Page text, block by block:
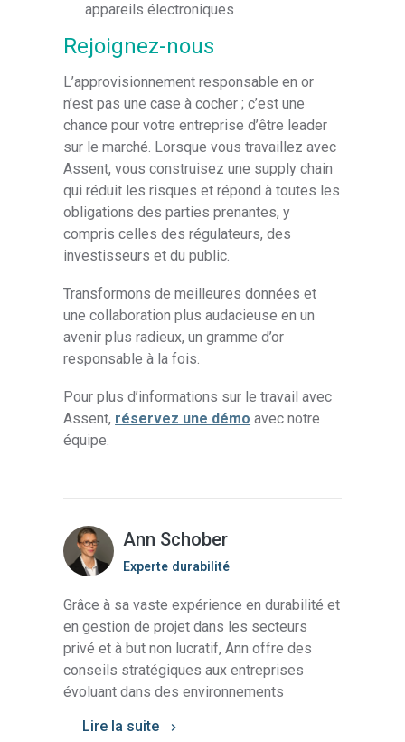
appareils électroniques
Rejoignez-nous
L’approvisionnement responsable en or
n’est pas une case à cocher ; c’est une
chance pour votre entreprise d’être leader
sur le marché. Lorsque vous travaillez avec
Assent, vous construisez une supply chain
qui réduit les risques et répond à toutes les
obligations des parties prenantes, y
compris celles des régulateurs, des
investisseurs et du public.
Transformons de meilleures données et
une collaboration plus audacieuse en un
avenir plus radieux, un gramme d’or
responsable à la fois.
Pour plus d’informations sur le travail avec
Assent, réservez une démo avec notre
équipe.
Ann Schober
Experte durabilité
Grâce à sa vaste expérience en durabilité et
en gestion de projet dans les secteurs
privé et à but non lucratif, Ann offre des
conseils stratégiques aux entreprises
évoluant dans des environnements
Lire la suite